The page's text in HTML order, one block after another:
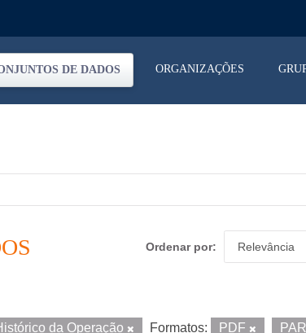
DE DADOS ORGANIZAÇÕES
Ordenar por
da Operação Formatos: PDF